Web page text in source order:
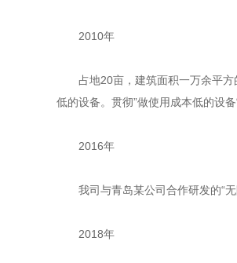
2010年
占地20亩，建筑面积一万余平方的
低的设备。贯彻”做使用成本低的设
2016年
我司与青岛某公司合作研发的“无
2018年